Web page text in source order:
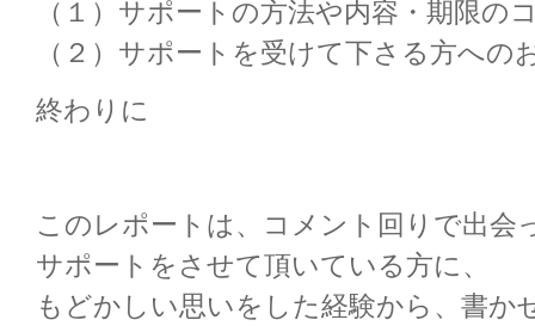
（１）サポートの方法や内容・期限の
（２）サポートを受けて下さる方への
終わりに
このレポートは、コメント回りで出会
サポートをさせて頂いている方に、
もどかしい思いをした経験から、書か